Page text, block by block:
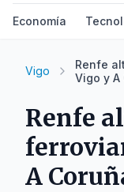
Economía
Vigo
Renfe
Vigo y A
Renfe
A